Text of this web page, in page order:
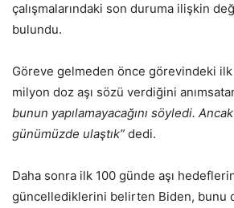
çalışmalarındaki son duruma ilişkin
bulundu.
Göreve gelmeden önce görevindeki
milyon doz aşı sözü verdiğini
bunun yapılamayacağını söyledi.
günümüzde ulaştık” dedi.
Daha sonra ilk 100 günde aşı
güncellediklerini belirten Biden, bunu